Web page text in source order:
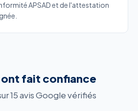
APSAD et de l'attestation
ont fait confiance
15 avis Google vérifiés